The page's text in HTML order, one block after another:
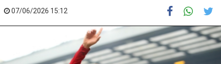
07/06/2026 15:12